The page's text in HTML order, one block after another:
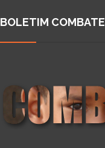
BOLETIM COMBATE